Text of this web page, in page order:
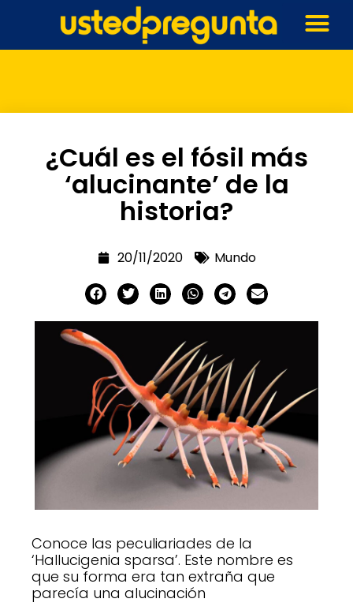
¿Cuál es el fósil más
‘alucinante’ de la
historia?
20/11/2020 Mundo
Conoce las peculiariades de la
‘Hallucigenia sparsa’. Este nombre es
que su forma era tan extraña que
parecía una alucinación